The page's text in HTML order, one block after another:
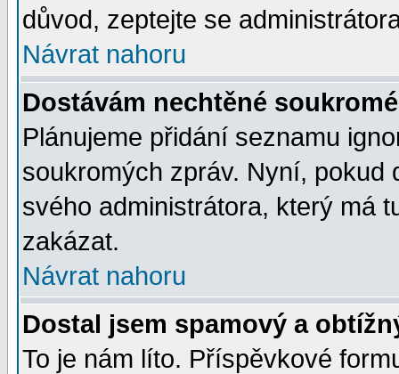
důvod, zeptejte se
Návrat nahoru
Dostávám nechtěné
Plánujeme přidání seznamu
soukromých zpráv. Nyní, pokud
svého administrátora, který má
zakázat.
Návrat nahoru
Dostal jsem spamový a
To je nám líto. Příspěvkové